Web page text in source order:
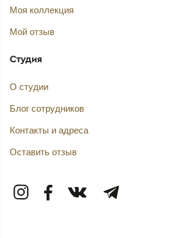
Моя коллекция
Мой отзыв
Студия
О студии
Блог сотрудников
Контакты и адреса
Оставить отзыв